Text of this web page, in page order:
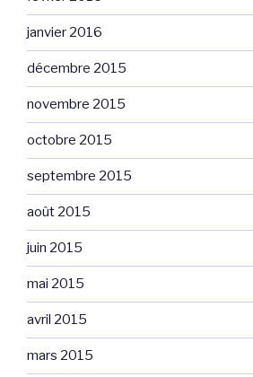
janvier 2016
décembre 2015
novembre 2015
octobre 2015
septembre 2015
août 2015
juin 2015
mai 2015
avril 2015
mars 2015